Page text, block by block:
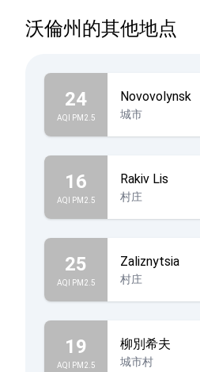
沃倫州的其他地点
24
AQI PM2.5
Novovolynsk
城市
16
AQI PM2.5
Rakiv Lis
村庄
25
AQI PM2.5
Zaliznytsia
村庄
19
AQI PM2.5
柳別希夫
城市村